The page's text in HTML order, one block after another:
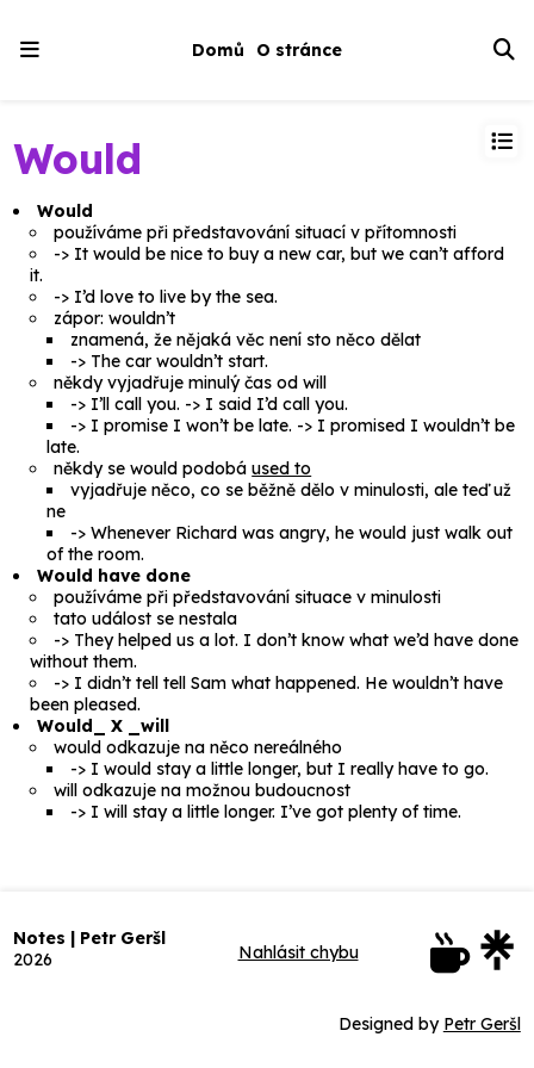
Domů O stránce
Would
Would
používáme při představování situací v přítomnosti
-> It would be nice to buy a new car, but we can’t afford
it.
-> I’d love to live by the sea.
zápor:wouldn’t
znamená, že nějaká věc není sto něco dělat
-> The car wouldn’t start.
někdy vyjadřuje minulý čas od will
-> I’ll call you. -> I said I’d call you.
-> I promise I won’t be late. -> I promised I wouldn’t be
late.
někdy sewould podobáused to
vyjadřuje něco, co se běžně dělo v minulosti, ale teď už
ne
->Whenever Richard was angry, he would just walk out
of the room.
Would have done
používáme při představování situace v minulosti
tato událost se nestala
-> They helped us a lot. I don’t know what we’d have done
without them.
-> I didn’t tell tell Sam what happened. He wouldn’t have
been pleased.
Would_ X _will
would odkazuje na něco nereálného
-> I would stay a little longer, but I really have to go.
will odkazuje na možnou budoucnost
-> I will stay a little longer. I’ve got plenty of time.
Notes | Petr Geršl
2026
Nahlásit chybu
Designed by Petr Geršl